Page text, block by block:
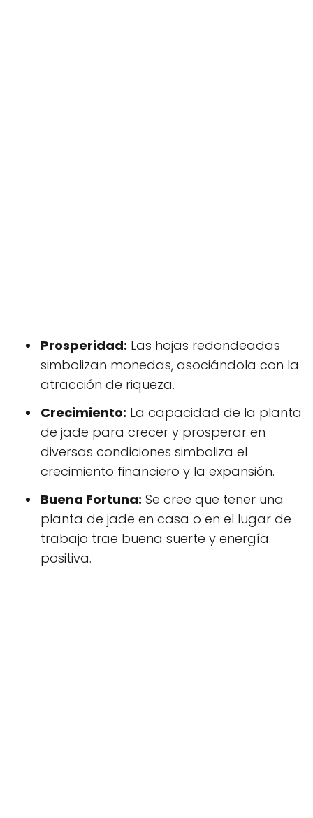
Prosperidad: Las hojas redondeadas
simbolizan monedas, asociándola con la
atracción de riqueza.
Crecimiento: La capacidad de la planta
de jade para crecer y prosperar en
diversas condiciones simboliza el
crecimiento financiero y la expansión.
Buena Fortuna: Se cree que tener una
planta de jade en casa o en el lugar de
trabajo trae buena suerte y energía
positiva.